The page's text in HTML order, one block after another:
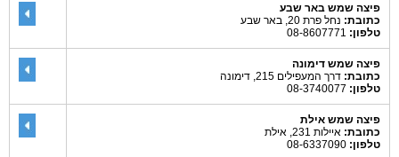
פיצה שמש באר שבע
כתובת: נחל פרת 20, באר שבע
טלפון:
פיצה שמש דימונה
כתובת: דרך המעפילים 215, דימונה
טלפון:
פיצה שמש אילת
כתובת: איילות 231, אילת
טלפון: